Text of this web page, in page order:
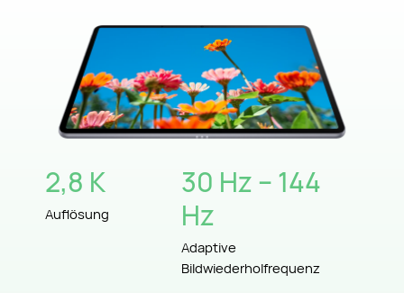
2,8 K
Auflösung
30 Hz – 144
Hz
Adaptive
Bildwiederholfrequenz